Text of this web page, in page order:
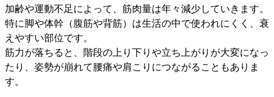
加齢や運動不足によって、筋肉量は年々減少していきます。
特に脚や体幹（腹筋や背筋）は生活の中で使われにくく、衰
えやすい部位です。
筋力が落ちると、階段の上り下りや立ち上がりが大変になっ
たり、姿勢が崩れて腰痛や肩こりにつながることもありま
す。